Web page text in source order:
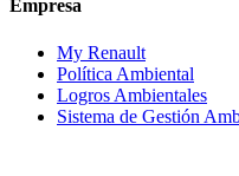
Empresa
My Renault
Política Ambiental
Logros Ambientales
Sistema de Gestión